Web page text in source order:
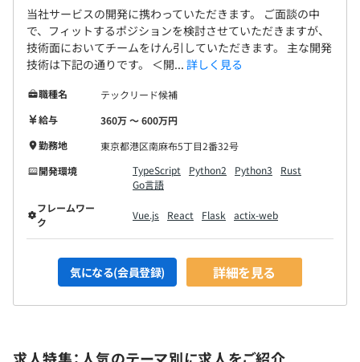
当社サービスの開発に携わっていただきます。 ご面談の中
で、フィットするポジションを検討させていただきますが、
技術面においてチームをけん引していただきます。 主な開発
技術は下記の通りです。 ＜開... 詳しく見る
職種名
テックリード候補
給与
360万 〜 600万円
勤務地
東京都港区南麻布5丁目2番32号
開発環境
TypeScript Python2 Python3
Rust
Go言語
フレームワー
ク
Vue.js React Flask actix-web
気になる(会員登録) 詳細を見る